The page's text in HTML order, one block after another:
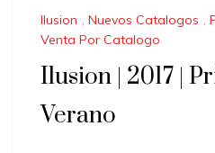
Ilusion , Nuevos Catalogos ,
Venta Por Catalogo
Ilusion | 2017 |
Verano